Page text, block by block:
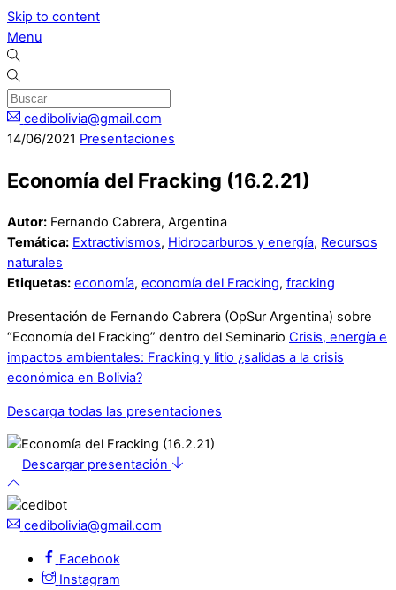
Skip to content
Menu
cedibolivia@gmail.com
14/06/2021 Presentaciones
Economía del Fracking (16.2.21)
Autor: Fernando Cabrera, Argentina
Temática: Extractivismos, Hidrocarburos y energía, Recursos
naturales
Etiquetas: economía, economía del Fracking, fracking
Presentación de Fernando Cabrera (OpSur Argentina) sobre
“Economía del Fracking” dentro del Seminario Crisis, energía e
impactos ambientales: Fracking y litio ¿salidas a la crisis
económica en Bolivia?
Descarga todas las presentaciones
Descargar presentación
cedibolivia@gmail.com
Facebook
Instagram